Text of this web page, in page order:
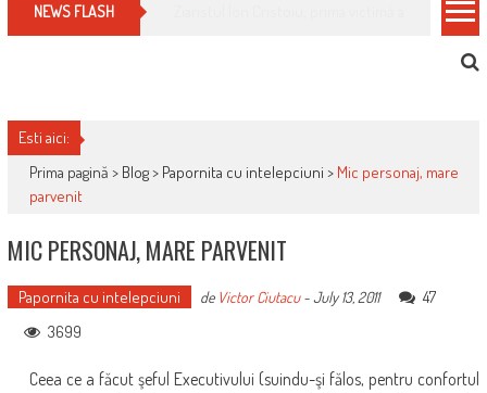
NEWS FLASH Cum îți schimbi, rapid, gratuit și eficient,
Esti aici:
Prima pagină > Blog> Papornita cu intelepciuni > Mic personaj, mare
parvenit
MIC PERSONAJ, MARE PARVENIT
Papornita cu intelepciuni de Victor Ciutacu-July 13, 2011
47
3699
Ceea ce a făcut şeful Executivului (suindu-şi fălos, pentru confortul